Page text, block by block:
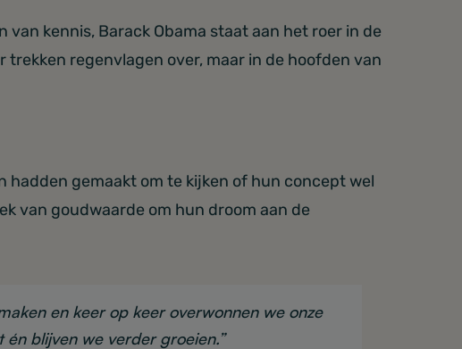
kennis, Barack Obama staat aan het roer in de
regenvlagen over, maar in de hoofden van
hadden gemaakt om te kijken of hun concept wel
van goudwaarde om hun droom aan de
en keer op keer overwonnen we onze
blijven we verder groeien.”